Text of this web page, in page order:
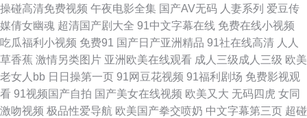
国产亚洲一A 超碰福利社 AV免费在线精东 豆花日韩精品 欧美性爱天天 超碰
97人在线 AV在线资源网 蜜桃精品一二区 午夜首页日韩 天天干B网 日韩三级
麻豆 熟妇视频91 老司机人人超碰 激情自拍 99福利导航微拍 av午夜怕怕 成
操碰高清免费视频 午夜电影全集 国产AV无码 人妻系列 爱豆传
媒倩女幽魂 超清国产剧大全 91中文字幕在线 免费在线小视频
吃瓜福利小视频 免费91 国产日产亚洲精品 91社在线高清 人人
草香蕉 激情另类图片 亚洲欧美在线观看 成人三级成人三级 欧美
老女人bb 日日操第一页 91网豆花视频 91福利剧场 免费影视观
看 91视频国产自拍 国产美女在线视频 欧美又大 无码四虎 女同
激吻视频 极品性爱导航 欧美国产拳交喷奶 中文字幕第三页 超碰